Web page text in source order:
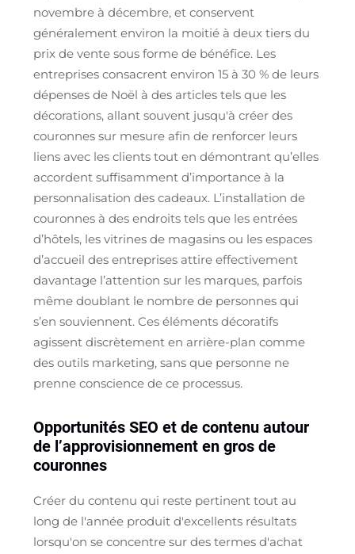
novembre à décembre, et conservent
généralement environ la moitié à deux tiers du
prix de vente sous forme de bénéfice. Les
entreprises consacrent environ 15 à 30 % de leurs
dépenses de Noël à des articles tels que les
décorations, allant souvent jusqu'à créer des
couronnes sur mesure afin de renforcer leurs
liens avec les clients tout en démontrant qu’elles
accordent suffisamment d’importance à la
personnalisation des cadeaux. L’installation de
couronnes à des endroits tels que les entrées
d’hôtels, les vitrines de magasins ou les espaces
d’accueil des entreprises attire effectivement
davantage l’attention sur les marques, parfois
même doublant le nombre de personnes qui
s’en souviennent. Ces éléments décoratifs
agissent discrètement en arrière-plan comme
des outils marketing, sans que personne ne
prenne conscience de ce processus.
Opportunités SEO et de contenu autour
de l’approvisionnement en gros de
couronnes
Créer du contenu qui reste pertinent tout au
long de l'année produit d'excellents résultats
lorsqu'on se concentre sur des termes d'achat